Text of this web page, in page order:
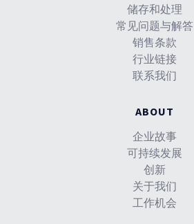
储存和处理
常见问题与解答
销售条款
行业链接
联系我们
ABOUT
企业故事
可持续发展
创新
关于我们
工作机会